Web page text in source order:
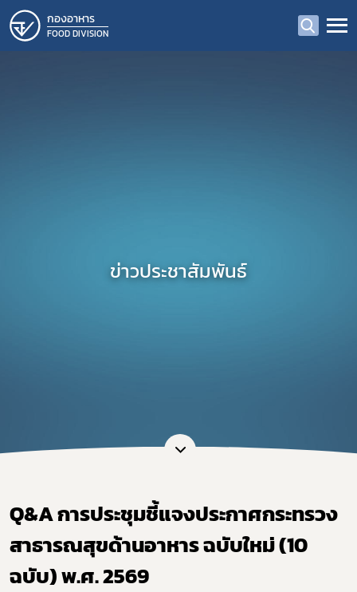
กองอาหาร
FOOD DIVISION
ข่าวประชาสัมพันธ์
Q&A การประชุมชี้แจงประกาศกระทรวง
สาธารณสุขด้านอาหาร ฉบับใหม่ (10
ฉบับ) พ.ศ. 2569